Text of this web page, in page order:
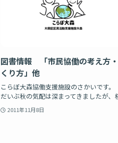
図書情報 「市民協働の考え方
くり方」他
こらぼ大森協働支援施設のさかいです。
だいぶ秋の気配は深まってきましたが、
2011年11月8日